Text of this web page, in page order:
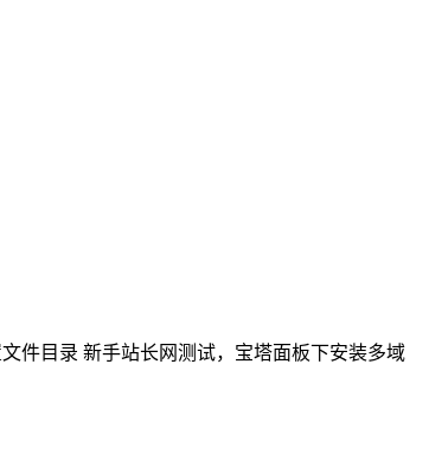
件目录 新手站长网测试，宝塔面板下安装多域